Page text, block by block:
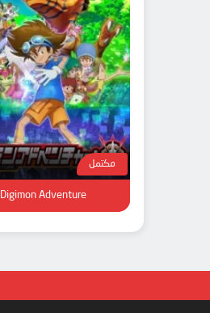
مكتمل
Digimon Adventure: